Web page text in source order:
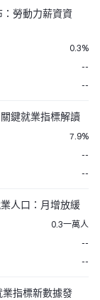
勞動力薪資資
0.3%
--
--
鍵就業指標解讀
7.9%
--
--
人口：月增放緩
0.3一萬人
--
--
指標新數據發